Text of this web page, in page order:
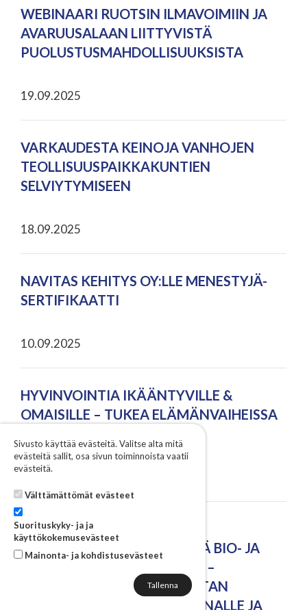
WEBINAARI RUOTSIN ILMAVOIMIIN JA
AVARUUSALAAN LIITTYVISTÄ
PUOLUSTUSMAHDOLLISUUKSISTA
19.09.2025
VARKAUDESTA KEINOJA VANHOJEN
TEOLLISUUSPAIKKAKUNTIEN
SELVIYTYMISEEN
18.09.2025
NAVITAS KEHITYS OY:LLE MENESTYJÄ-
SERTIFIKAATTI
10.09.2025
HYVINVOINTIA IKÄÄNTYVILLE &
OMAISILLE – TUKEA ELÄMÄNVAIHEISSA
KESKI-SAVOON RAKENTUU
KANSALLISESTI MERKITTÄVÄ BIO- JA
KIERTOTALOUSTERMINAALI –
RIIKINNEVA TARJOAA ALUSTAN
KIERTOTALOUSLIIKETOIMINNALLE JA
Sivusto käyttää evästeitä. Valitse alta mitä
evästeitä sallit, osa sivun toiminnoista vaatii
evästeitä.
Välttämättömät evästeet
Suorituskyky- ja ja
käyttökokemusevästeet
Mainonta- ja kohdistusevästeet